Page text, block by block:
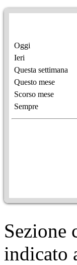
Oggi
Ieri
Questa settimana
Questo mese
Scorso mese
Sempre
Sezione
indicato